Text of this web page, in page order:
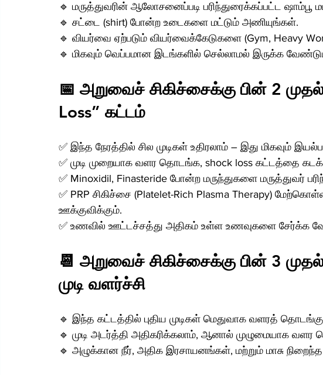
🔹 மருத்துவரின் ஆலோசனைப்படி பரிந்துரைக்கப்பட்ட ஷாம்பூ
🔹 சட்டை (shirt) போன்ற உடைகளை மட்டும் அணியுங்கள்.
🔹 வியர்வை ஏற்படும் வியர்வைக்கேடுகளை (Gym, Heavy
🔹 மிகவும் வெப்பமான இடங்களில் செல்லாமல் இருக்க
📅 அறுவைச் சிகிச்சைக்கு பின் 2
Loss” கட்டம்
✅ இந்த நேரத்தில் சில முடிகள் உதிரலாம் – இது மிகவும்
✅ முடி முறையாக வளர தொடங்க, shock loss கட்டத்தை
✅ Minoxidil, Finasteride போன்ற மருந்துகளை மருத்துவர்
✅ PRP சிகிச்சை (Platelet-Rich Plasma Therapy)
ஊக்குவிக்கும்.
✅ உணவில் ஊட்டச்சத்து அதிகம் உள்ள உணவுகளை சேர்க்க
📆 அறுவைச் சிகிச்சைக்கு பின் 3
முடி வளர்ச்சி
🔹 இந்த கட்டத்தில் புதிய முடிகள் மெதுவாக வளரத்
🔹 முடி அடர்த்தி அதிகரிக்கலாம், ஆனால் முழுமையாக
🔹 அழுக்கான நீர், அதிக இரசாயனங்கள், மற்றும் மாசு